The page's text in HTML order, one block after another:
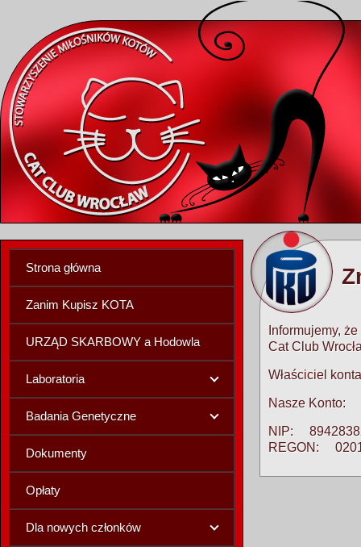
Strona główna
Zanim Kupisz KOTA
URZĄD SKARBOWY a Hodowla
Laboratoria
Badania Genetyczne
Dokumenty
Opłaty
Dla nowych członków
Informujemy, że
Cat Club
Właściciel
Nasze Konto:
NIP:
REGON: